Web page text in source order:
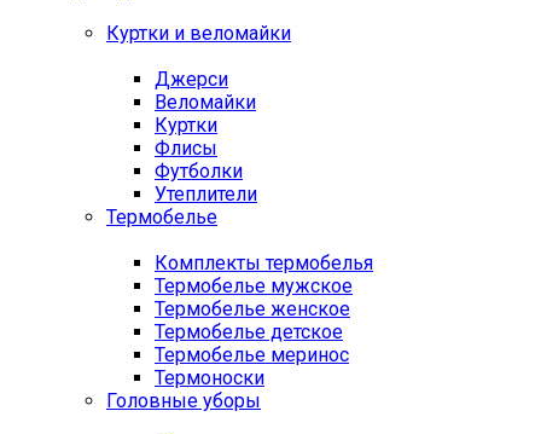
Куртки и веломайки
Джерси
Веломайки
Куртки
Флисы
Футболки
Утеплители
Термобелье
Комплекты термобелья
Термобелье мужское
Термобелье женское
Термобелье детское
Термобелье меринос
Термоноски
Головные уборы